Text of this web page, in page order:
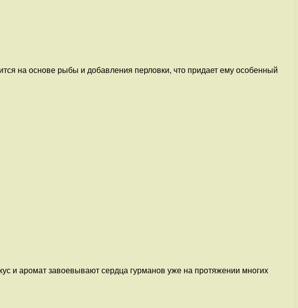
на основе рыбы и добавления перловки, что придает ему особенный
и аромат завоевывают сердца гурманов уже на протяжении многих